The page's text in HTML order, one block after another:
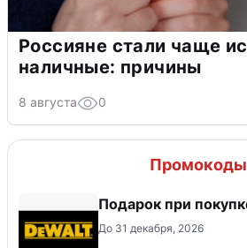
Россияне стали чаще
наличные: причины
8 августа 0
Промокоды
Подарок при
До 31 декабря, 2026